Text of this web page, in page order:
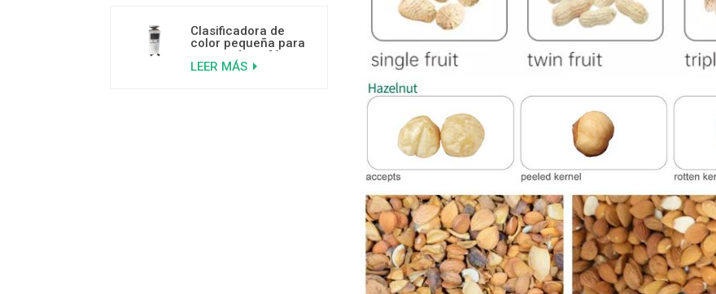
Clasificadora de
color pequeña para
granos de café a
bajo precio
LEER MÁS